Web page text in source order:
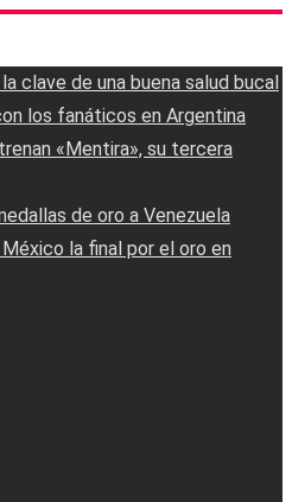
clave de una buena salud bucal
los fanáticos en Argentina
«Mentira», su tercera
de oro a Venezuela
la final por el oro en